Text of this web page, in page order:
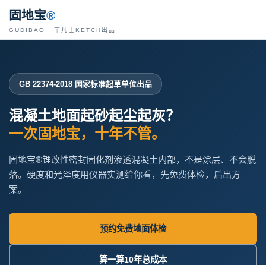
固地宝®
GUDIBAO · 菲凡士KETCH出品
GB 22374-2018 国家标准起草单位出品
混凝土地面起砂起尘起灰？
一次固地宝，十年不管。
固地宝®锂改性密封固化剂渗透混凝土内部，不是涂层、不会脱
落。硬度和光泽度用仪器实测给你看，先免费体检，后出方
案。
预约免费地面体检
算一算10年总成本